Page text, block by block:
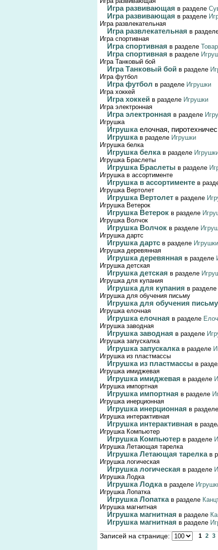
Игра развивающая в разделе
Игра развивающая в разделе
Игра развлекательная
Игра развлекательная в
Игра спортивная
Игра спортивная в разделе
Игра спортивная в разделе
Игра Танковый бой
Игра Танковый бой в разделе
Игра футбол
Игра футбол в разделе Игрушки
Игра хоккей
Игра хоккей в разделе Игрушки
Игра электронная
Игра электронная в разделе
Игрушка
Игрушкаелочная,
Игрушка в разделе Игрушки
Игрушка белка
Игрушка белка в разделе
Игрушка Браслеты
Игрушка Браслеты в разделе
Игрушка в ассортименте
Игрушка в ассортименте в
Игрушка Вертолет
Игрушка Вертолет в разделе
Игрушка Ветерок
Игрушка Ветерок в разделе
Игрушка Волчок
Игрушка Волчок в разделе
Игрушка дартс
Игрушка дартс в разделе Игрушки
Игрушка деревянная
Игрушка деревянная в разделе
Игрушка детская
Игрушка детская в разделе
Игрушка для купания
Игрушка для купания в разделе
Игрушка для обучения письму
Игрушка для обучения
Игрушка елочная
Игрушка елочная в разделе
Игрушка заводная
Игрушка заводная в разделе
Игрушка запускалка
Игрушка запускалка в разделе
Игрушка из пластмассы
Игрушка из пластмассы в
Игрушка имиджевая
Игрушка имиджевая в разделе
Игрушка импортная
Игрушка импортная в разделе
Игрушка инерционная
Игрушка инерционная в
Игрушка интерактивная
Игрушка интерактивная в
Игрушка Компьютер
Игрушка Компьютер в разделе
Игрушка Летающая тарелка
Игрушка Летающая тарелка в
Игрушка логическая
Игрушка логическая в разделе
Игрушка Лодка
Игрушка Лодка в разделе
Игрушка Лопатка
Игрушка Лопатка в разделе
Игрушка магнитная
Игрушка магнитная в разделе
Игрушка магнитная в разделе
Записей на странице: 1 2 3